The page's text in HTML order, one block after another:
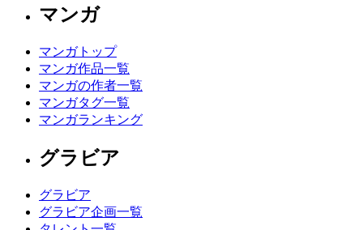
マンガ
マンガトップ
マンガ作品一覧
マンガの作者一覧
マンガタグ一覧
マンガランキング
グラビア
グラビア
グラビア企画一覧